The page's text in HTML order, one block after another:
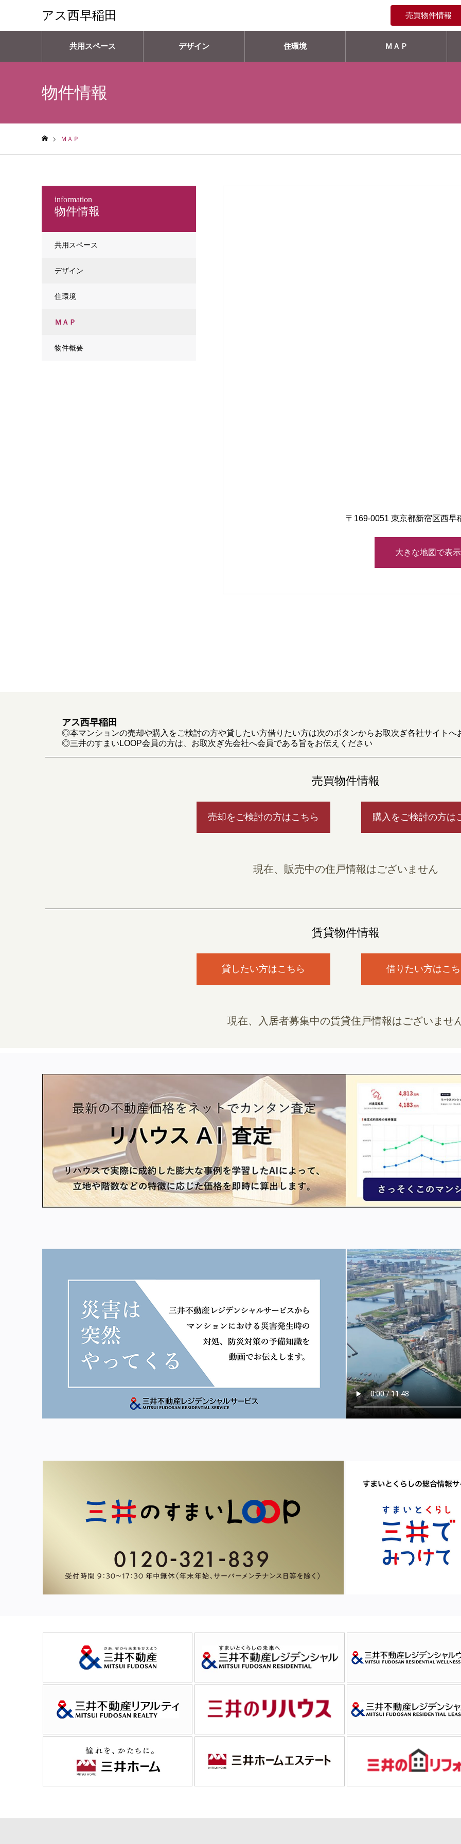
アス西早稲田 売買物件情報
共用スペース デザイン 住環境 ＭＡＰ
物件情報
ＭＡＰ
〒169-0051 東京都新宿区西早
大きな地図で表
物件情報
information
共用スペース
デザイン
住環境
ＭＡＰ
物件概要
アス西早稲田
◎本マンションの売却や購入をご検討の方や貸したい方借りたい方は次のボタンからお取次ぎ各社サイトへ
◎三井のすまいLOOP会員の方は、お取次ぎ先会社へ会員である旨をお伝えください
売買物件情報
売却をご検討の方はこちら 購入をご検討の方は
現在、販売中の住戸情報はございません
賃貸物件情報
貸したい方はこちら 借りたい方はこ
現在、入居者募集中の賃貸住戸情報はございませ